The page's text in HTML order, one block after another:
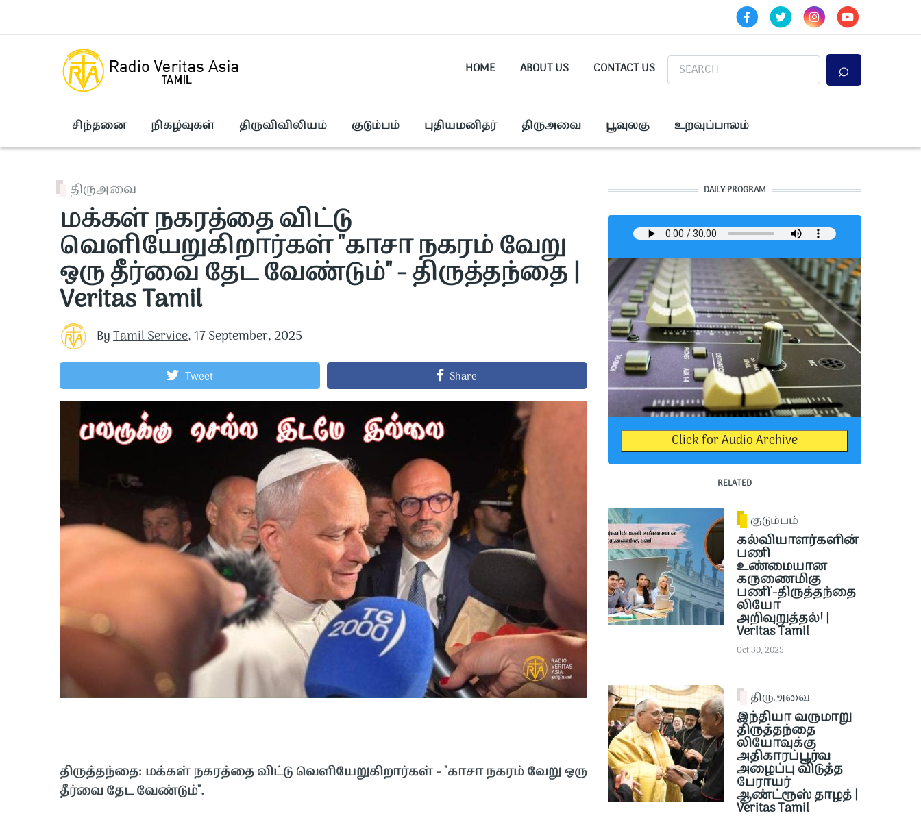
HOME ABOUT US CONTACT US Search
சிந்தனை நிகழ்வுகள் திருவிவிலியம் குடும்பம் புதியமனிதர் திருஅவை பூவுலகு உறவுப்பாலம்
திருஅவை
மக்கள் நகரத்தை விட்டு
வெளியேறுகிறார்கள் "காசா நகரம் வேறு
ஒரு தீர்வை தேட வேண்டும்" - திருத்தந்தை |
Veritas Tamil
ByTamil Service,17 September, 2025
Tweet Share
திருத்தந்தை: மக்கள் நகரத்தை விட்டு வெளியேறுகிறார்கள் - "காசா நகரம் வேறு ஒரு
தீர்வை தேட வேண்டும்".
DAILY PROGRAM
Click for Audio Archive
RELATED
குடும்பம்
கல்வியாளர்களின்
பணி
உண்மையான
கருணைமிகு
பணி'-திருத்தந்தை
லியோ
அறிவுறுத்தல்! |
Veritas Tamil
Oct 30, 2025
திருஅவை
இந்தியா வருமாறு
திருத்தந்தை
லியோவுக்கு
அதிகாரப்பூர்வ
அழைப்பு விடுத்த
பேராயர்
ஆண்ட்ரூஸ் தாழத் |
Veritas Tamil